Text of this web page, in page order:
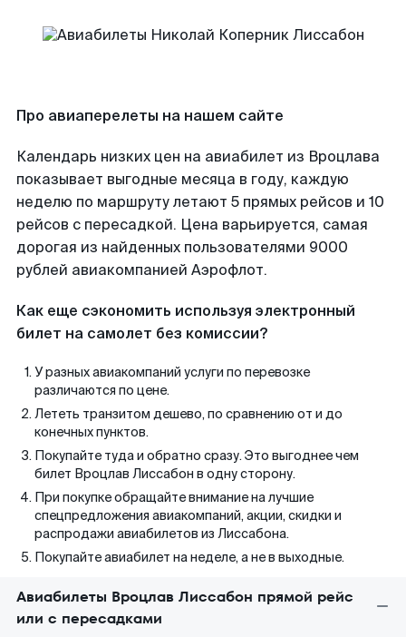
Про авиаперелеты на нашем сайте
Календарь низких цен на авиабилет из Вроцлава
показывает выгодные месяца в году, каждую
неделю по маршруту летают 5 прямых рейсов и 10
рейсов с пересадкой. Цена варьируется, самая
дорогая из найденных пользователями 9000
рублей авиакомпанией Аэрофлот.
Как еще сэкономить используя электронный
билет на самолет без комиссии?
У разных авиакомпаний услуги по перевозке
различаются по цене.
Лететь транзитом дешево, по сравнению от и до
конечных пунктов.
Покупайте туда и обратно сразу. Это выгоднее чем
билет Вроцлав Лиссабон в одну сторону.
При покупке обращайте внимание на лучшие
спецпредложения авиакомпаний, акции, скидки и
распродажи авиабилетов из Лиссабона.
Покупайте авиабилет на неделе, а не в выходные.
Авиабилеты Вроцлав Лиссабон прямой рейс
или с пересадками